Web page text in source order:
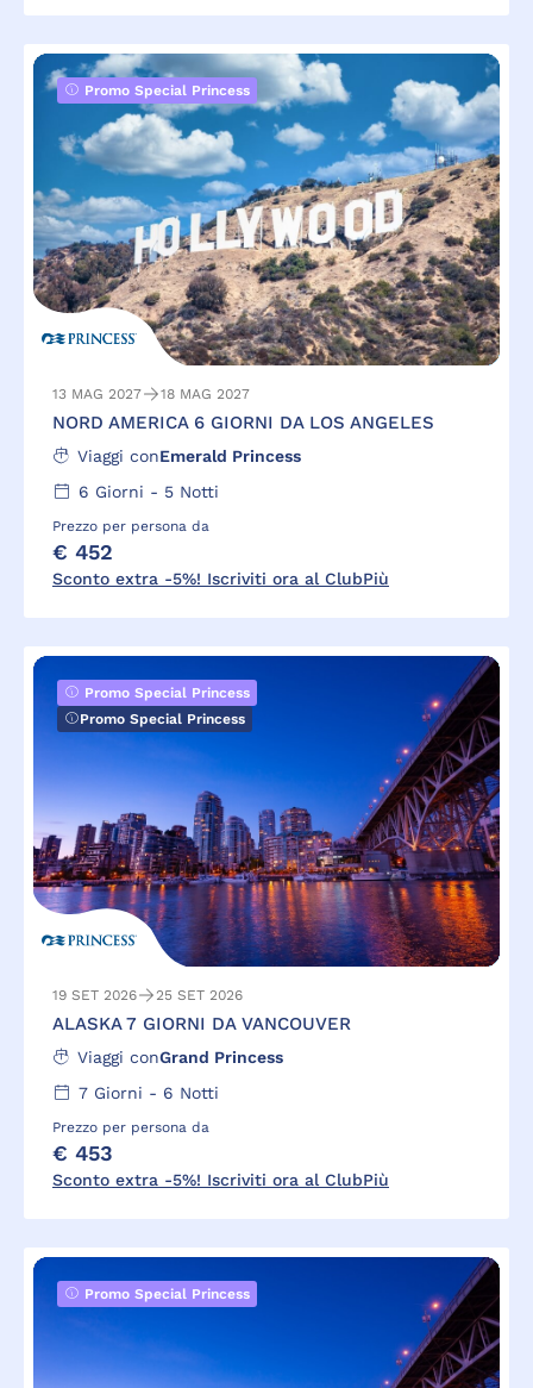
Promo Special Princess
13 MAG 2027 18 MAG 2027
NORD AMERICA 6 GIORNI DA LOS ANGELES
Viaggi conEmerald Princess
6 Giorni - 5Notti
Prezzo per persona da
€ 452
Sconto extra -5%! Iscriviti ora al ClubPiù
Promo Special Princess
Promo Special Princess
19 SET 2026 25 SET 2026
ALASKA 7 GIORNI DA VANCOUVER
Viaggi conGrand Princess
7Giorni - 6 Notti
Prezzo per persona da
€ 453
Sconto extra -5%! Iscriviti ora al ClubPiù
Promo Special Princess